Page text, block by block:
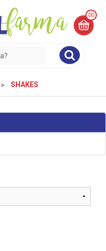
00
CESTA
R$
0,00
SHAKES